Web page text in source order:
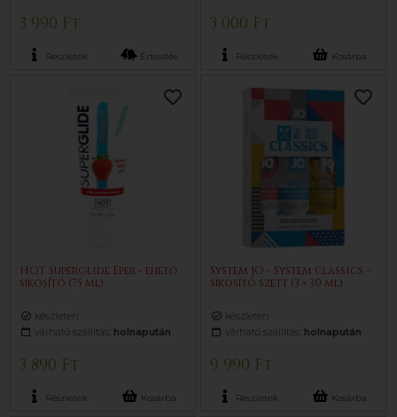
3 990 Ft
Részletek Értesítés
3 000 Ft
Részletek Kosárba
HOT Superglide Eper - ehető
síkosító (75 ml)
készleten
várható szállítás: holnapután
3 890 Ft
Részletek Kosárba
System JO - System Classics -
síkosító szett (3 × 30 ml)
készleten
várható szállítás: holnapután
9 990 Ft
Részletek Kosárba